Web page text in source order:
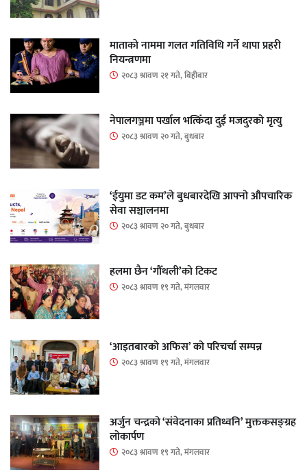
माताकाे नाममा गलत गतिविधि गर्ने थापा प्रहरी
नियन्त्रणमा
२०८३ श्रावण २१ गते, बिहीबार
नेपालगञ्जमा पर्खाल भत्किँदा दुई मजदुरको मृत्यु
२०८३ श्रावण २० गते, बुधबार
‘ईयुमा डट कम’ले बुधबारदेखि आफ्नो औपचारिक
सेवा सञ्चालनमा
२०८३ श्रावण २० गते, बुधबार
हलमा छैन ‘गौँथली’को टिकट
२०८३ श्रावण १९ गते, मंगलवार
‘आइतबारको अफिस’ को परिचर्चा सम्पन्न
२०८३ श्रावण १९ गते, मंगलवार
अर्जुन चन्द्रको ‘संवेदनाका प्रतिध्वनि’ मुक्तकसङ्ग्रह
लोकार्पण
२०८३ श्रावण १९ गते, मंगलवार